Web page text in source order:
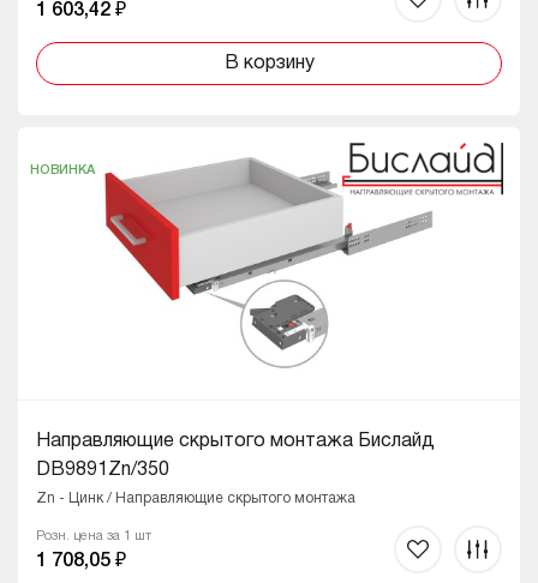
1 603,42 ₽
В корзину
НОВИНКА
Направляющие скрытого монтажа Бислайд
DB9891Zn/350
Zn - Цинк / Направляющие скрытого монтажа
Розн. цена за 1 шт
1 708,05 ₽